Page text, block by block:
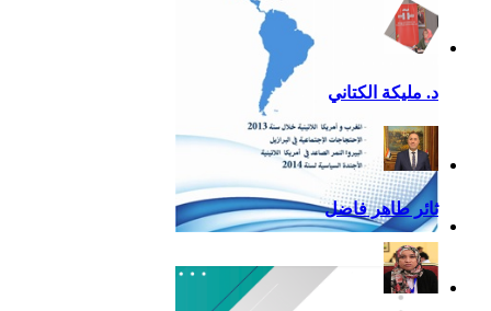
تقرير أمريكا اللاتينية لسنة
2013
د. مليكة الكتاني
ثائر طاهر فاضل